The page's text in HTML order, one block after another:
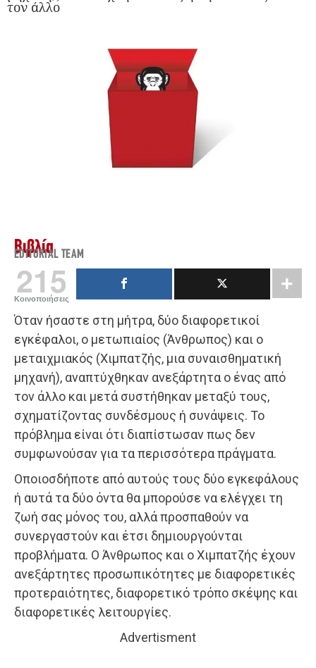
τον άλλο
Βιβλία
EDITORIAL TEAM
215
Κοινοποιήσεις
Όταν ήσαστε στη μήτρα, δύο διαφορετικοί
εγκέφαλοι, ο μετωπιαίος (Άνθρωπος) και ο
μεταιχμιακός (Χιμπατζής, μια συναισθηματική
μηχανή), αναπτύχθηκαν ανεξάρτητα ο ένας από
τον άλλο και μετά συστήθηκαν μεταξύ τους,
σχηματίζοντας συνδέσμους ή συνάψεις. Το
πρόβλημα είναι ότι διαπίστωσαν πως δεν
συμφωνούσαν για τα περισσότερα πράγματα.
Οποιοσδήποτε από αυτούς τους δύο εγκεφάλους
ή αυτά τα δύο όντα θα μπορούσε να ελέγχει τη
ζωή σας μόνος του, αλλά προσπαθούν να
συνεργαστούν και έτσι δημιουργούνται
προβλήματα. Ο Άνθρωπος και ο Χιμπατζής έχουν
ανεξάρτητες προσωπικότητες με διαφορετικές
προτεραιότητες, διαφορετικό τρόπο σκέψης και
διαφορετικές λειτουργίες.
Advertisment